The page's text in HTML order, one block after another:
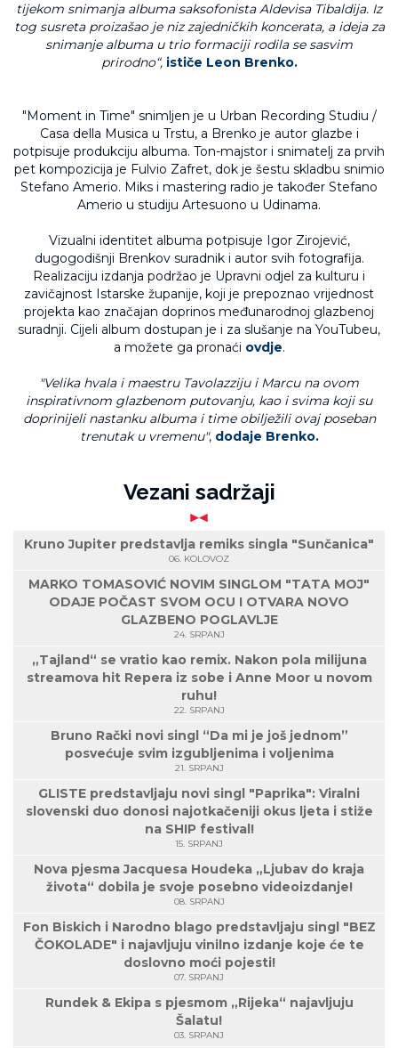
tijekom snimanja albuma saksofonista Aldevisa Tibaldija. Iz
tog susreta proizašao je niz zajedničkih koncerata, a ideja za
snimanje albuma u trio formaciji rodila se sasvim
prirodno“, ističe Leon Brenko.
"Moment in Time" snimljen je u Urban Recording Studiu /
Casa della Musica u Trstu, a Brenko je autor glazbe i
potpisuje produkciju albuma. Ton-majstor i snimatelj za prvih
pet kompozicija je Fulvio Zafret, dok je šestu skladbu snimio
Stefano Amerio. Miks i mastering radio je također Stefano
Amerio u studiju Artesuono u Udinama.
Vizualni identitet albuma potpisuje Igor Zirojević,
dugogodišnji Brenkov suradnik i autor svih fotografija.
Realizaciju izdanja podržao je Upravni odjel za kulturu i
zavičajnost Istarske županije, koji je prepoznao vrijednost
projekta kao značajan doprinos međunarodnoj glazbenoj
suradnji. Cijeli album dostupan je i za slušanje na YouTubeu,
a možete ga pronaći ovdje.
"Velika hvala i maestru Tavolazziju i Marcu na ovom
inspirativnom glazbenom putovanju, kao i svima koji su
doprinijeli nastanku albuma i time obilježili ovaj poseban
trenutak u vremenu", dodaje Brenko.
Vezani sadržaji
Kruno Jupiter predstavlja remiks singla "Sunčanica"
06. KOLOVOZ
MARKO TOMASOVIĆ NOVIM SINGLOM "TATA MOJ"
ODAJE POČAST SVOM OCU I OTVARA NOVO
GLAZBENO POGLAVLJE
24. SRPANJ
„Tajland“ se vratio kao remix. Nakon pola milijuna
streamova hit Repera iz sobe i Anne Moor u novom
ruhu!
22. SRPANJ
Bruno Rački novi singl “Da mi je još jednom”
posvećuje svim izgubljenima i voljenima
21. SRPANJ
GLISTE predstavljaju novi singl "Paprika": Viralni
slovenski duo donosi najotkačeniji okus ljeta i stiže
na SHIP festival!
15. SRPANJ
Nova pjesma Jacquesa Houdeka „Ljubav do kraja
života“ dobila je svoje posebno videoizdanje!
08. SRPANJ
Fon Biskich i Narodno blago predstavljaju singl "BEZ
ČOKOLADE" i najavljuju vinilno izdanje koje će te
doslovno moći pojesti!
07. SRPANJ
Rundek & Ekipa s pjesmom „Rijeka“ najavljuju
Šalatu!
03. SRPANJ